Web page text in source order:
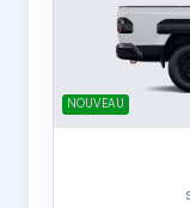
NOUVEAU